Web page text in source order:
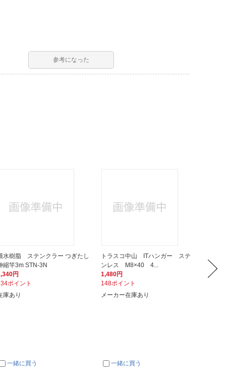
参考になった
水樹脂 ステンクラー つぎたし
縮竿3m STN-3N
円
ポイント
庫あり
一緒に買う
トラスコ中山 ITハンガー ステ
ンレス M8×40 4...
1,480円
148ポイント
メーカー在庫あり
一緒に買う
スタ
3,170円